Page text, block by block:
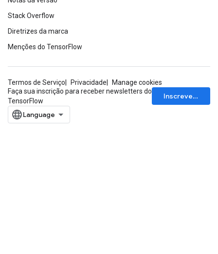
Stack Overflow
Diretrizes da marca
Menções do TensorFlow
Termos de Serviço Privacidade
Manage cookies
Faça sua inscrição para receber newsletters do
TensorFlow
Inscrever-se